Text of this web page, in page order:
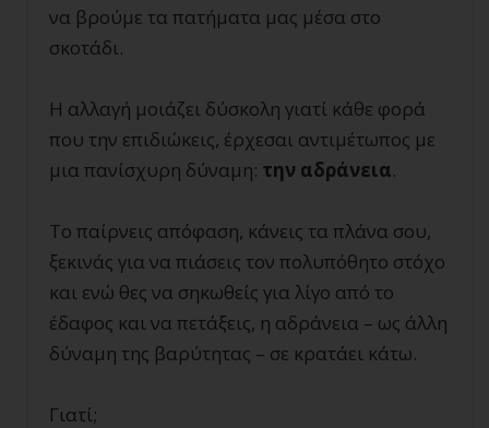
να βρούμε τα πατήματα μας μέσα στο
σκοτάδι.
Η αλλαγή μοιάζει δύσκολη γιατί κάθε φορά
που την επιδιώκεις, έρχεσαι αντιμέτωπος με
μια πανίσχυρη δύναμη: την αδράνεια.
Το παίρνεις απόφαση, κάνεις τα πλάνα σου,
ξεκινάς για να πιάσεις τον πολυπόθητο στόχο
και ενώ θες να σηκωθείς για λίγο από το
έδαφος και να πετάξεις, η αδράνεια – ως άλλη
δύναμη της βαρύτητας – σε κρατάει κάτω.
Γιατί;